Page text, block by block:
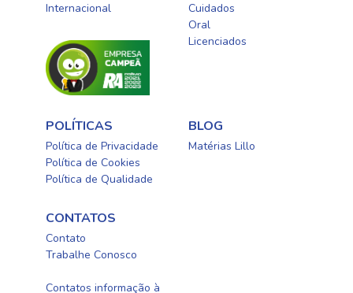
Internacional
Cuidados
Oral​
Licenciados​
POLÍTICAS
Política de Privacidade
Política de Cookies
Política de Qualidade
BLOG
Matérias Lillo
CONTATOS
Contato
Trabalhe Conosco
Contatos informação à